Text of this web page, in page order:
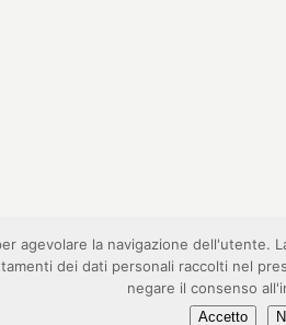
agevolare la navigazione dell'utente.
dei dati personali raccolti nel
negare il consenso
Accetto